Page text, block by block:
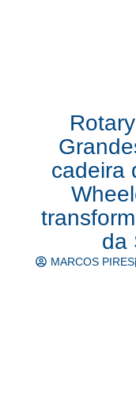
cadeira
da
MARCOS PIRES